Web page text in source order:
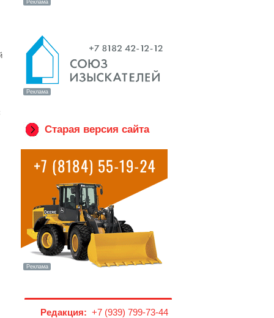
Старая версия сайта
Редакция: +7 (939) 799-73-44